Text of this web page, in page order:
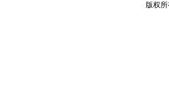
版权